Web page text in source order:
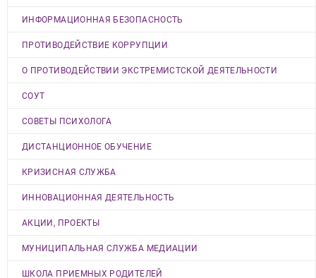
ИНФОРМАЦИОННАЯ БЕЗОПАСНОСТЬ
ПРОТИВОДЕЙСТВИЕ КОРРУПЦИИ
О ПРОТИВОДЕЙСТВИИ ЭКСТРЕМИСТСКОЙ ДЕЯТЕЛЬНОСТИ
СОУТ
СОВЕТЫ ПСИХОЛОГА
ДИСТАНЦИОННОЕ ОБУЧЕНИЕ
КРИЗИСНАЯ СЛУЖБА
ИННОВАЦИОННАЯ ДЕЯТЕЛЬНОСТЬ
АКЦИИ, ПРОЕКТЫ
МУНИЦИПАЛЬНАЯ СЛУЖБА МЕДИАЦИИ
ШКОЛА ПРИЕМНЫХ РОДИТЕЛЕЙ